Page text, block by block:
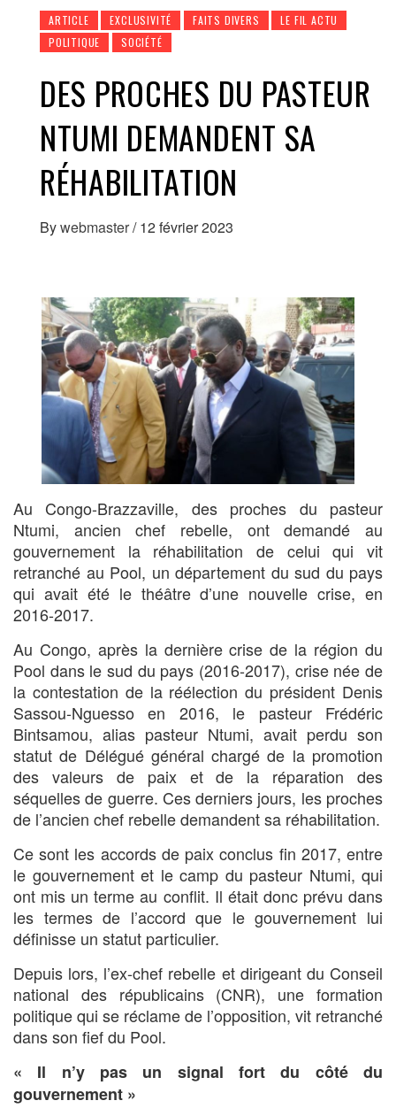
ARTICLE EXCLUSIVITÉ FAITS DIVERS
LE FIL ACTU
POLITIQUE
SOCIÉTÉ
DES PROCHES DU PASTEUR
NTUMI DEMANDENT SA
RÉHABILITATION
Bywebmaster/ 12 février 2023
Au Congo-Brazzaville, des proches du pasteur
Ntumi, ancien chef rebelle, ont demandé au
gouvernement la réhabilitation de celui qui vit
retranché au Pool, un département du sud du pays
qui avait été le théâtre d’une nouvelle crise, en
2016-2017.
Au Congo, après la dernière crise de la région du
Pool dans le sud du pays (2016-2017), crise née de
la contestation de la réélection du président Denis
Sassou-Nguesso en 2016, le pasteur Frédéric
Bintsamou, alias pasteur Ntumi, avait perdu son
statut de Délégué général chargé de la promotion
des valeurs de paix et de la réparation des
séquelles de guerre. Ces derniers jours, les proches
de l’ancien chef rebelle demandent sa réhabilitation.
Ce sont les accords de paix conclus fin 2017, entre
le gouvernement et le camp du pasteur Ntumi, qui
ont mis un terme au conflit. Il était donc prévu dans
les termes de l’accord que le gouvernement lui
définisse un statut particulier.
Depuis lors, l’ex-chef rebelle et dirigeant du Conseil
national des républicains (CNR), une formation
politique qui se réclame de l’opposition, vit retranché
dans son fief du Pool.
« Il n’y pas un signal fort du côté du
gouvernement »